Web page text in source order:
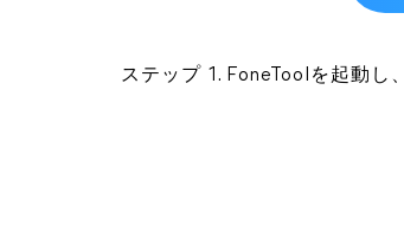
ステップ 1. FoneToolを起動し